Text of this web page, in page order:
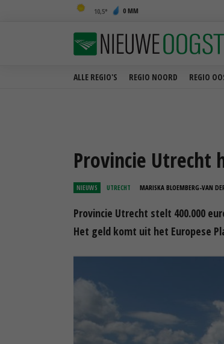
10,5 0 MM
ALLE REGIO'S REGIO NOORD REGIO
Provincie Utrecht
NIEUWS UTRECHT MARISKA BLOEMBERG-VAN
Provincie Utrecht stelt 400.000
Het geld komt uit het Europese